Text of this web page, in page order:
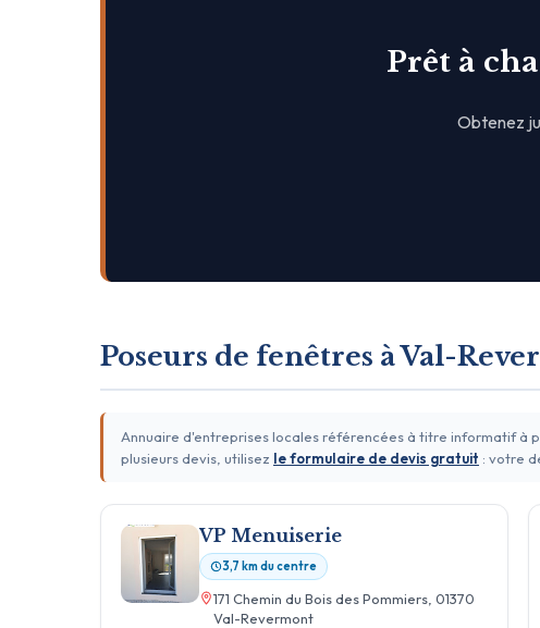
Prêt à
Obtenez
Poseurs de fenêtres à Val-
Annuaire d'entreprises locales référencées à titre informatif à
plusieurs devis, utilisez le formulaire de devis gratuit : votre
VP Menuiserie
3,7 km du centre
171 Chemin du Bois des Pommiers, 01370
Val-Revermont